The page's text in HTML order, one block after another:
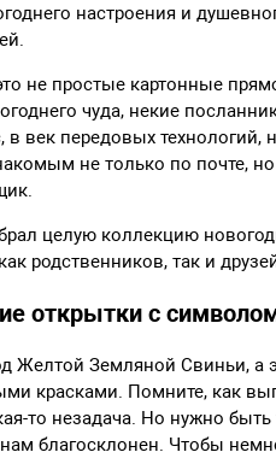
настроения и
не простые картонные
чуда, некие
в век передовых
не только по почте,
целую коллекцию
родственников, так и
открытки с
Желтой Земляной Свиньи, а
красками. Помните, как
то незадача. Но нужно
нам благосклонен. Чтобы